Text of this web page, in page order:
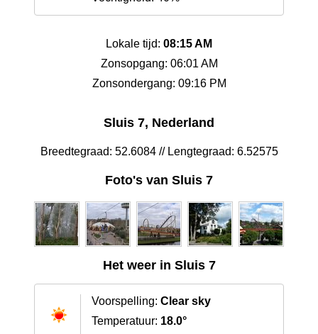
Lokale tijd: 08:15 AM
Zonsopgang: 06:01 AM
Zonsondergang: 09:16 PM
Sluis 7, Nederland
Breedtegraad: 52.6084 // Lengtegraad: 6.52575
Foto's van Sluis 7
Het weer in Sluis 7
Voorspelling: Clear sky
Temperatuur: 18.0°